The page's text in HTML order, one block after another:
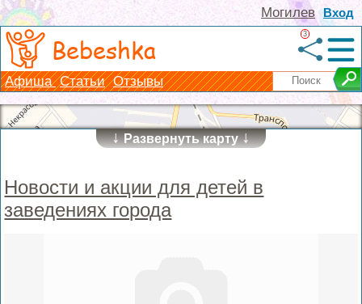
Вход
Могилев
Bebeshka 3
Афиша Статьи Отзывы
↓Развернуть карту↓
Новости и акции для детей в
заведениях города